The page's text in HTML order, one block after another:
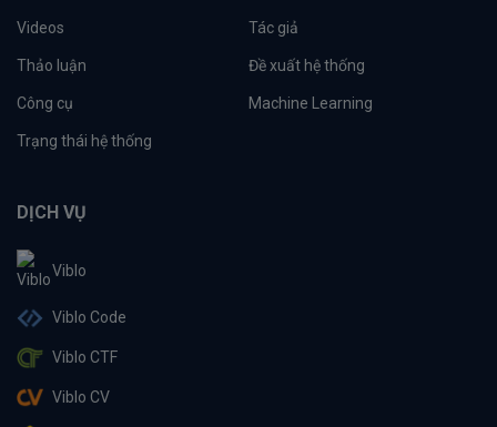
Videos Tác giả
Thảo luận Đề xuất hệ thống
Công cụ Machine Learning
Trạng thái hệ thống
DỊCH VỤ
Viblo
Viblo Code
Viblo CTF
Viblo CV